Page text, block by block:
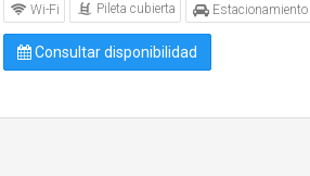
Wi-Fi Pileta cubierta Estacionamiento
Consultar disponibilidad